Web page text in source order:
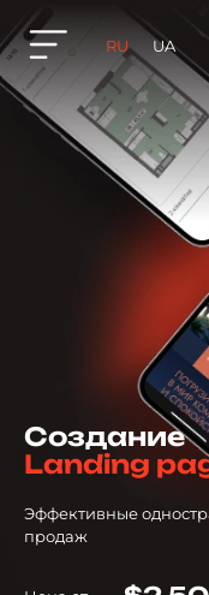
RU UA
Создание
Landing
Эффективные
продаж